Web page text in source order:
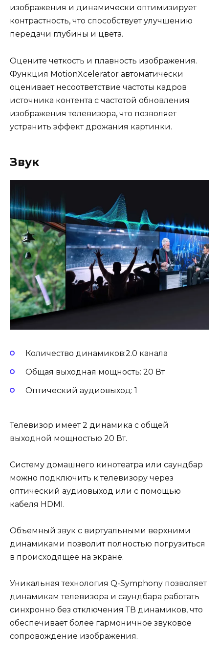
изображения и динамически оптимизирует
контрастность, что способствует улучшению
передачи глубины и цвета.
Оцените четкость и плавность изображения.
Функция MotionXcelerator автоматически
оценивает несоответствие частоты кадров
источника контента с частотой обновления
изображения телевизора, что позволяет
устранить эффект дрожания картинки.
Звук
Количество динамиков:2.0 канала
Общая выходная мощность: 20 Вт
Оптический аудиовыход: 1
Телевизор имеет 2 динамика с общей
выходной мощностью 20 Вт.
Систему домашнего кинотеатра или саундбар
можно подключить к телевизору через
оптический аудиовыход или с помощью
кабеля HDMI.
Объемный звук с виртуальными верхними
динамиками позволит полностью погрузиться
в происходящее на экране.
Уникальная технология Q-Symphony позволяет
динамикам телевизора и саундбара работать
синхронно без отключения ТВ динамиков, что
обеспечивает более гармоничное звуковое
сопровождение изображения.